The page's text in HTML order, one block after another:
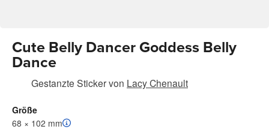
Cute Belly Dancer Goddess Belly
Dance
Gestanzte Stickervon Lacy Chenault
Größe
68 × 102 mm